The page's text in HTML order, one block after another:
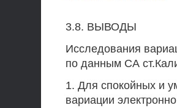
3.8. ВЫВОДЫ
Исследования
по данным СА
1. Для спокойных и
вариации